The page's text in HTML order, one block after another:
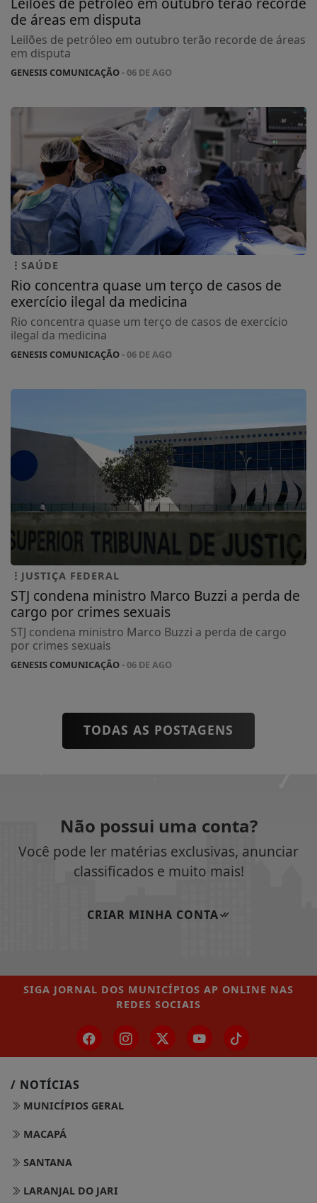
de áreas em disputa
Leilões de petróleo em outubro terão recorde de áreas
em disputa
GENESIS COMUNICAÇÃO- 06 DE AGO
SAÚDE
Rio concentra quase um terço de casos de
exercício ilegal da medicina
Rio concentra quase um terço de casos de exercício
ilegal da medicina
GENESIS COMUNICAÇÃO- 06 DE AGO
JUSTIÇA FEDERAL
STJ condena ministro Marco Buzzi a perda de
cargo por crimes sexuais
STJ condena ministro Marco Buzzi a perda de cargo
por crimes sexuais
GENESIS COMUNICAÇÃO- 06 DE AGO
TODAS AS POSTAGENS
Não possui uma conta?
Você pode ler matérias exclusivas, anunciar
classificados e muito mais!
CRIAR MINHA CONTA
SIGA JORNAL DOS MUNICÍPIOS AP ONLINE NAS
REDES SOCIAIS
/ NOTÍCIAS
MUNICÍPIOS GERAL
MACAPÁ
SANTANA
LARANJAL DO JARI